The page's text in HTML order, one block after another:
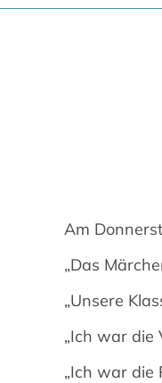
Am
„Das
„Unsere
„Ich war die
„Ich war die